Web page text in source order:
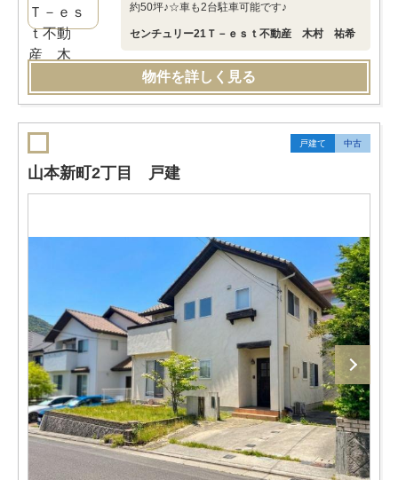
約50坪♪☆車も2台駐車可能です♪
センチュリー21Ｔ－ｅｓｔ不動産 木村 祐希
物件を詳しく見る
戸建て 中古
山本新町2丁目 戸建